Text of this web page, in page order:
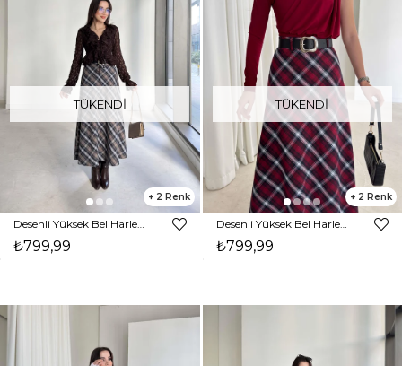
TÜKENDI
2
Desenli Yüksek Bel Harlemd Kahve Kadın Etek 26K379
₺799,99
TÜKENDI
2
Desenli Yüksek Bel Harlemd Bordo Kadın Etek 26K379
₺799,99